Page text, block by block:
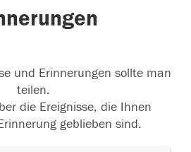
und Erinnerungen sollte man
teilen.
die Ereignisse, die Ihnen
geblieben sind.